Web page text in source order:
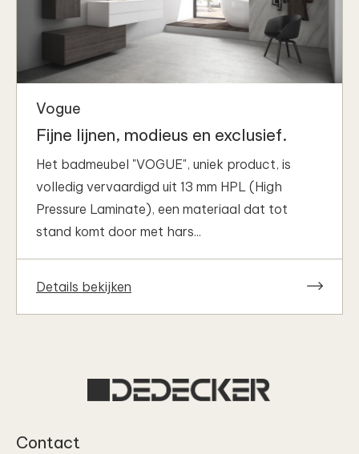
Vogue
Fijne lijnen, modieus en exclusief.
Het badmeubel "VOGUE", uniek product, is
volledig vervaardigd uit 13 mm HPL (High
Pressure Laminate), een materiaal dat tot
stand komt door met hars...
Details bekijken
Contact